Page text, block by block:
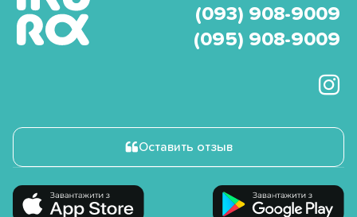
(093) 908-9009
(095) 908-9009
Оставить отзыв